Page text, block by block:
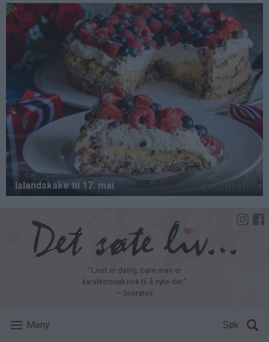
Hopp
hovedinnhold
"Livet er deilig, bare man er
karaktersvak nok til å nyte det."
– Sokrates
Meny Søk